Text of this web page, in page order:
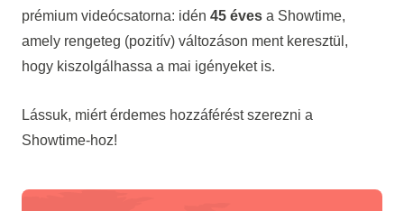
prémium videócsatorna: idén 45 évesa Showtime,
amely rengeteg (pozitív) változáson ment keresztül,
hogy kiszolgálhassa a mai igényeket is.
Lássuk, miért érdemes hozzáférést szerezni a
Showtime-hoz!